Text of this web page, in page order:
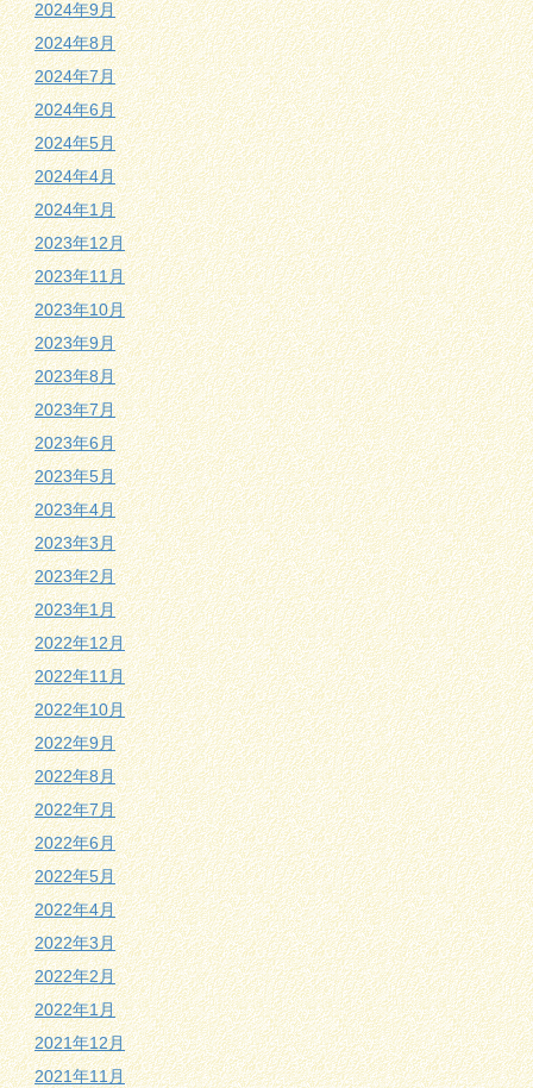
2024年9月
2024年8月
2024年7月
2024年6月
2024年5月
2024年4月
2024年1月
2023年12月
2023年11月
2023年10月
2023年9月
2023年8月
2023年7月
2023年6月
2023年5月
2023年4月
2023年3月
2023年2月
2023年1月
2022年12月
2022年11月
2022年10月
2022年9月
2022年8月
2022年7月
2022年6月
2022年5月
2022年4月
2022年3月
2022年2月
2022年1月
2021年12月
2021年11月